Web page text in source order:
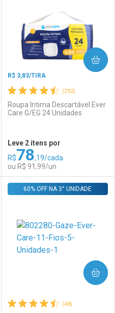
Comprar sem Desconto
Por R$ 3,19/cada
Comprar sem Desconto
Por R$ 3,19/cada
FECHAR
FECHAR
(292)
R$ 3,83/TIRA
Roupa Intima Descartável Ever
Care G/EG 24 Unidades
Leve 2 itens por
R$78,19/cada
ou R$ 91,99/un
COMPRAR
Laboratório
Por Menos
(48)
60% OFF NA 3° UNIDADE
COMPRAR